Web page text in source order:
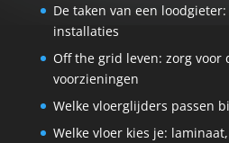
De taken van een
installaties
Off the grid leven: zorg voor
voorzieningen
Welke vloerglijders passen
Welke vloer kies je: